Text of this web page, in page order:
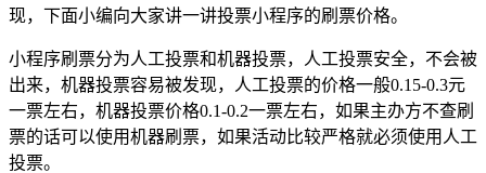
现，下面小编向大家讲一讲投票小程序的刷票价格。
小程序刷票分为人工投票和机器投票，人工投票安全，不会被
出来，机器投票容易被发现，人工投票的价格一般0.15-0.3元
一票左右，机器投票价格0.1-0.2一票左右，如果主办方不查刷
票的话可以使用机器刷票，如果活动比较严格就必须使用人工
投票。